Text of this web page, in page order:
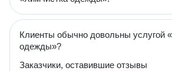
Клиенты обычно довольны услугой
одежды»?
Заказчики, оставившие отзывы